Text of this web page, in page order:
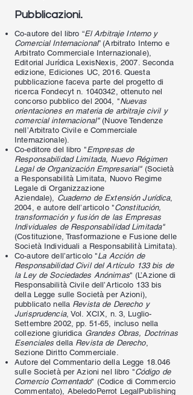
Pubblicazioni.
Co-autore del libro “El Arbitraje Interno y
Comercial Internacional” (Arbitrato Interno e
Arbitrato Commerciale Internazionale),
Editorial Jurídica LexisNexis, 2007. Seconda
edizione, Ediciones UC, 2016. Questa
pubblicazione faceva parte del progetto di
ricerca Fondecyt n. 1040342, ottenuto nel
concorso pubblico del 2004, "Nuevas
orientaciones en materia de arbitraje civil y
comercial internacional" (Nuove Tendenze
nell’Arbitrato Civile e Commerciale
Internazionale).
Co-editore del libro "Empresas de
Responsabilidad Limitada, Nuevo Régimen
Legal de Organización Empresarial" (Società
a Responsabilità Limitata, Nuovo Regime
Legale di Organizzazione
Aziendale), Cuaderno de Extensión Jurídica,
2004, e autore dell’articolo "Constitución,
transformación y fusión de las Empresas
Individuales de Responsabilidad Limitada"
(Costituzione, Trasformazione e Fusione delle
Società Individuali a Responsabilità Limitata).
Co-autore dell’articolo "La Acción de
Responsabilidad Civil del Artículo 133 bis de
la Ley de Sociedades Anónimas" (L’Azione di
Responsabilità Civile dell’Articolo 133 bis
della Legge sulle Società per Azioni),
pubblicato nella Revista de Derecho y
Jurisprudencia, Vol. XCIX, n. 3, Luglio-
Settembre 2002, pp. 51-65, incluso nella
collezione giuridica Grandes Obras, Doctrinas
Esenciales della Revista de Derecho,
Sezione Diritto Commerciale.
Autore del Commentario della Legge 18.046
sulle Società per Azioni nel libro "Código de
Comercio Comentado" (Codice di Commercio
Commentato), AbeledoPerrot LegalPublishing